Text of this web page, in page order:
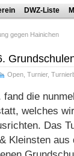
DWZ-Liste
gegen Hainichen
Open Turnier,
fand die
welches
Das
Kleinsten aus